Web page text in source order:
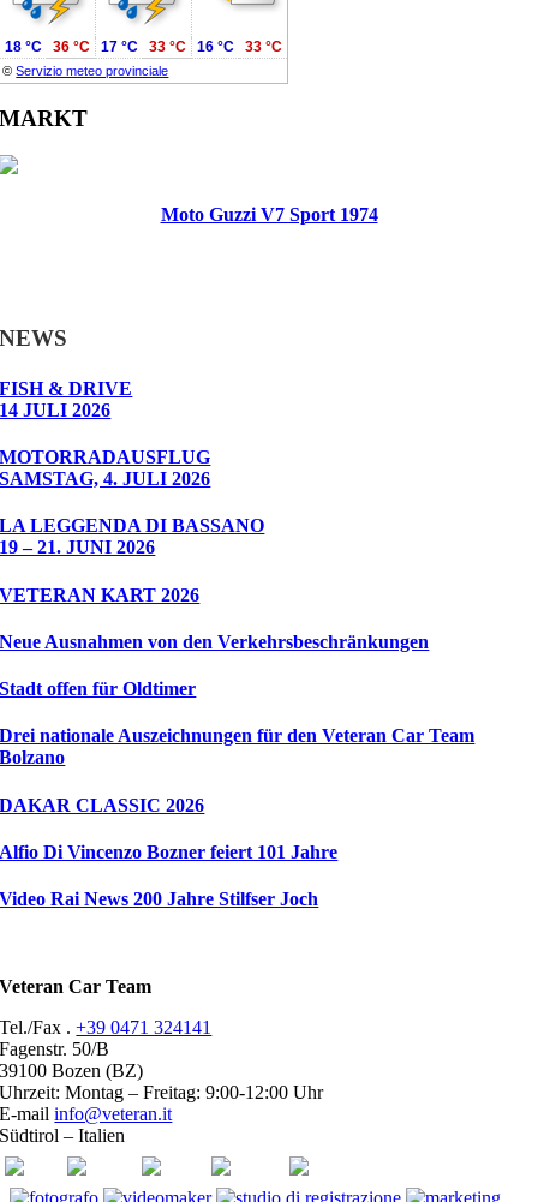
©Servizio meteo provinciale
18 °C 36 °C 17 °C 33 °C 16 °C 33 °C
MARKT
Moto Guzzi V7 Sport 1974
NEWS
FISH & DRIVE
14 JULI 2026
MOTORRADAUSFLUG
SAMSTAG, 4. JULI 2026
LA LEGGENDA DI BASSANO
19 – 21. JUNI 2026
VETERAN KART 2026
Neue Ausnahmen von den Verkehrsbeschränkungen
Stadt offen für Oldtimer
Drei nationale Auszeichnungen für den Veteran Car Team
Bolzano
DAKAR CLASSIC 2026
Alfio Di Vincenzo Bozner feiert 101 Jahre
Video Rai News 200 Jahre Stilfser Joch
Veteran Car Team
Tel./Fax .+39 0471 324141
Fagenstr. 50/B
39100 Bozen (BZ)
Uhrzeit: Montag – Freitag: 9:00-12:00 Uhr
E-mailinfo@veteran.it
Südtirol – Italien
ASI
FIVA ACI youtube facebook